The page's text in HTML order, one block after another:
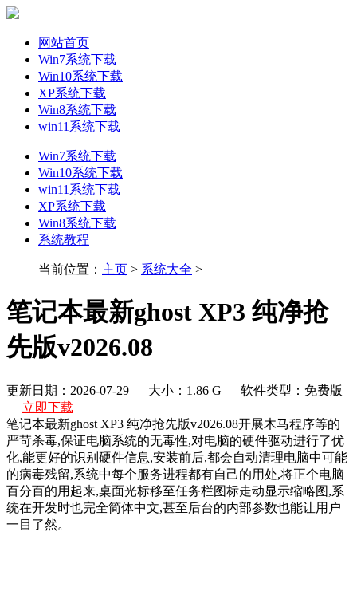
网站首页
Win7系统下载
Win10系统下载
XP系统下载
Win8系统下载
win11系统下载
Win7系统下载
Win10系统下载
win11系统下载
XP系统下载
Win8系统下载
系统教程
当前位置： 主页 > 系统大全 >
笔记本最新ghost XP3 纯净抢
先版v2026.08
更新日期：2026-07-29 大小：1.86 G
软件类型：免费版
立即下载
笔记本最新ghost XP3 纯净抢先版v2026.08开展木马程序等的
严苛杀毒,保证电脑系统的无毒性,对电脑的硬件驱动进行了优
化,能更好的识别硬件信息,安装前后,都会自动清理电脑中可能
的病毒残留,系统中每个服务进程都有自己的用处,将正个电脑
百分百的用起来,桌面光标移至任务栏图标走动显示缩略图,系
统在开发时也完全简体中文,甚至后台的内部参数也能让用户
一目了然。